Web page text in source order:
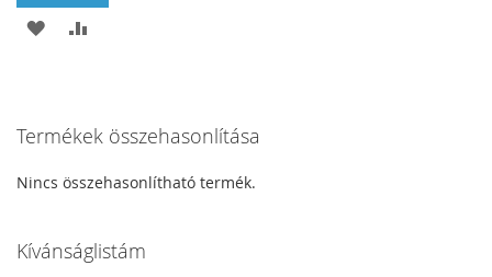
HOZZÁADÁS
Termékek összehasonlítása
Nincs összehasonlítható termék.
Kívánságlistám